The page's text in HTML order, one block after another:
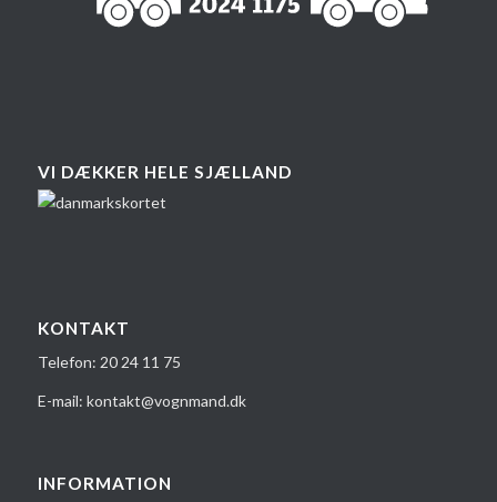
VI DÆKKER HELE SJÆLLAND
KONTAKT
Telefon: 20 24 1​1 75
E-mail: kontakt@vognmand.dk
INFORMATION